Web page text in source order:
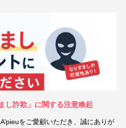
し詐欺」に関する注意喚起
をご愛顧いただき、誠にありが